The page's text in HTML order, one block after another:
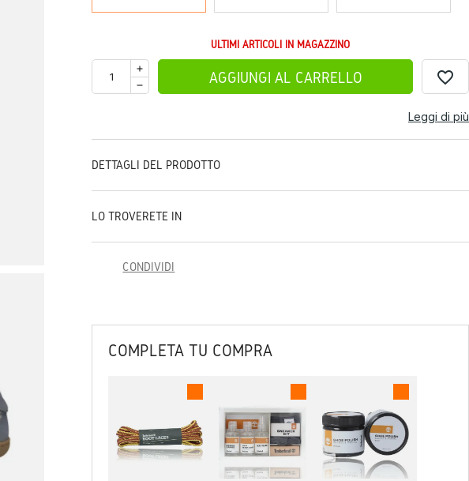
ULTIMI ARTICOLI IN MAGAZZINO
AGGIUNGI AL CARRELLO favorite_border
Leggi di più
DETTAGLI DEL PRODOTTO
LO TROVERETE IN
CONDIVIDI
COMPLETA TU COMPRA